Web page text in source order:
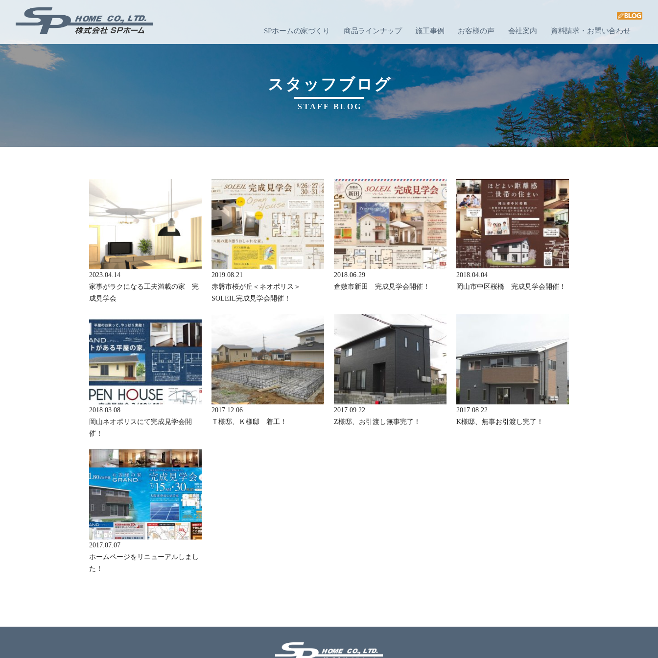
SPホームの家づくり 商品ラインナップ 施工事例 お客様の声 会社案内 資料請求・お問い合わせ
スタッフブログ
STAFF BLOG
2023.04.14
家事がラクになる工夫満載の家 完
成見学会
2019.08.21
赤磐市桜が丘＜ネオポリス＞
SOLEIL完成見学会開催！
2018.06.29
倉敷市新田 完成見学会開催！
2018.04.04
岡山市中区桜橋 完成見学会開催！
2018.03.08
岡山ネオポリスにて完成見学会開
催！
2017.12.06
Ｔ様邸、Ｋ様邸 着工！
2017.09.22
Z様邸、お引渡し無事完了！
2017.08.22
K様邸、無事お引渡し完了！
2017.07.07
ホームページをリニューアルしまし
た！